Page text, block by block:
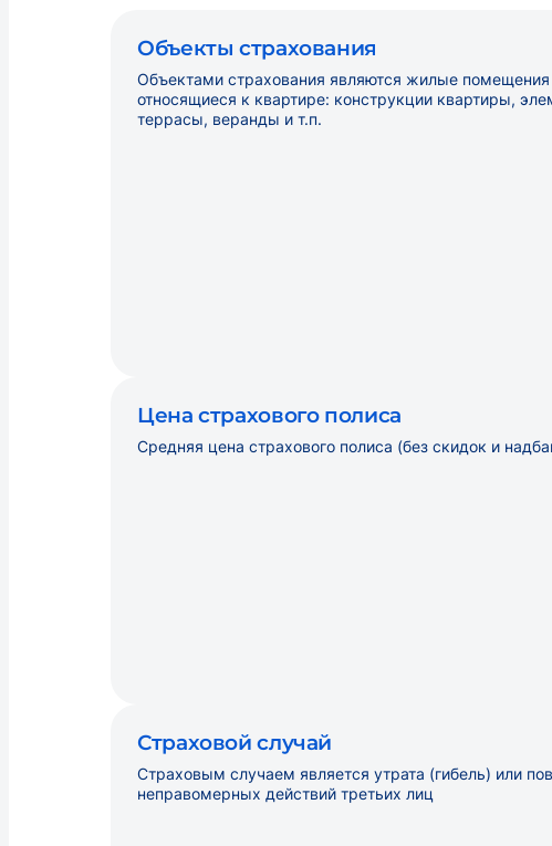
Объекты страхования
Объектами страхования являются жилые помещения
относящиеся к квартире: конструкции квартиры,
террасы, веранды и т.п.
Цена страхового полиса
Средняя цена страхового полиса (без скидок и
Страховой случай
Страховым случаем является утрата (гибель) или
неправомерных действий третьих лиц